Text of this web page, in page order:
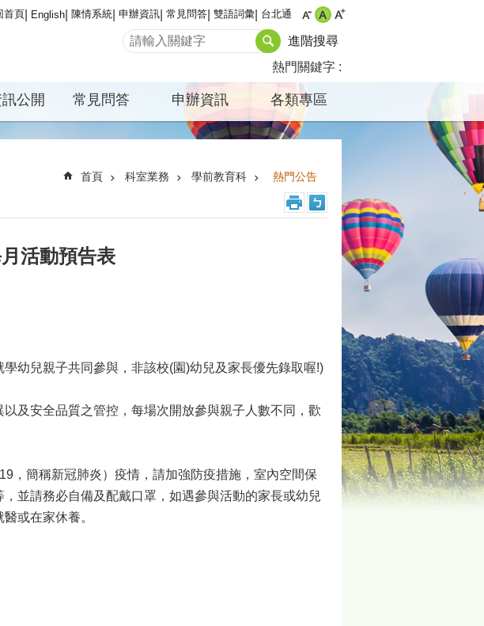
首頁 English 陳情系統 申辦資訊 常見問答 雙語詞彙 台北通
進階搜尋
熱門關鍵字
公開 常見問答 申辦資訊 各類專區
首頁 科室業務 學前教育科 熱門公告
活動預告表
學幼兒親子共同參與，非該校(園 )幼兒及家長優先錄取喔!)
及安全品質之管控，每場次開放參與親子人數不同，歡
，簡稱新冠肺炎）疫情，請加強防疫措施，室內空間保
並請務必自備及配戴口罩，如遇參與活動的家長或幼兒
或在家休養。